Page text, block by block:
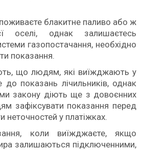
блакитне паливо або ж
оселі, однак залишаєтесь
газопостачання, необхідно
показання.
що людям, які виїжджають у
показань лічильників, однак
закону діють ще з довоєнних
зафіксувати показання перед
неточностей у платіжках.
коли виїжджаєте, якщо
залишаються підключенними,